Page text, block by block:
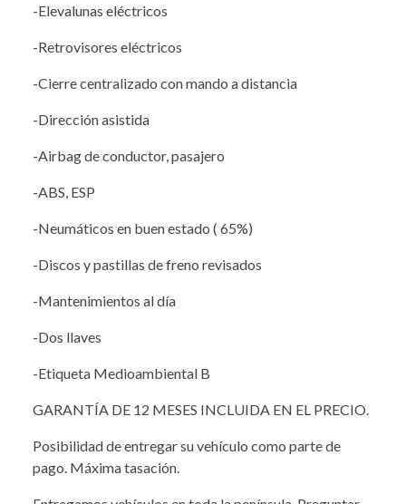
-Elevalunas eléctricos
-Retrovisores eléctricos
-Cierre centralizado con mando a distancia
-Dirección asistida
-Airbag de conductor, pasajero
-ABS, ESP
-Neumáticos en buen estado ( 65%)
-Discos y pastillas de freno revisados
-Mantenimientos al día
-Dos llaves
-Etiqueta Medioambiental B
GARANTÍA DE 12 MESES INCLUIDA EN EL PRECIO.
Posibilidad de entregar su vehículo como parte de
pago. Máxima tasación.